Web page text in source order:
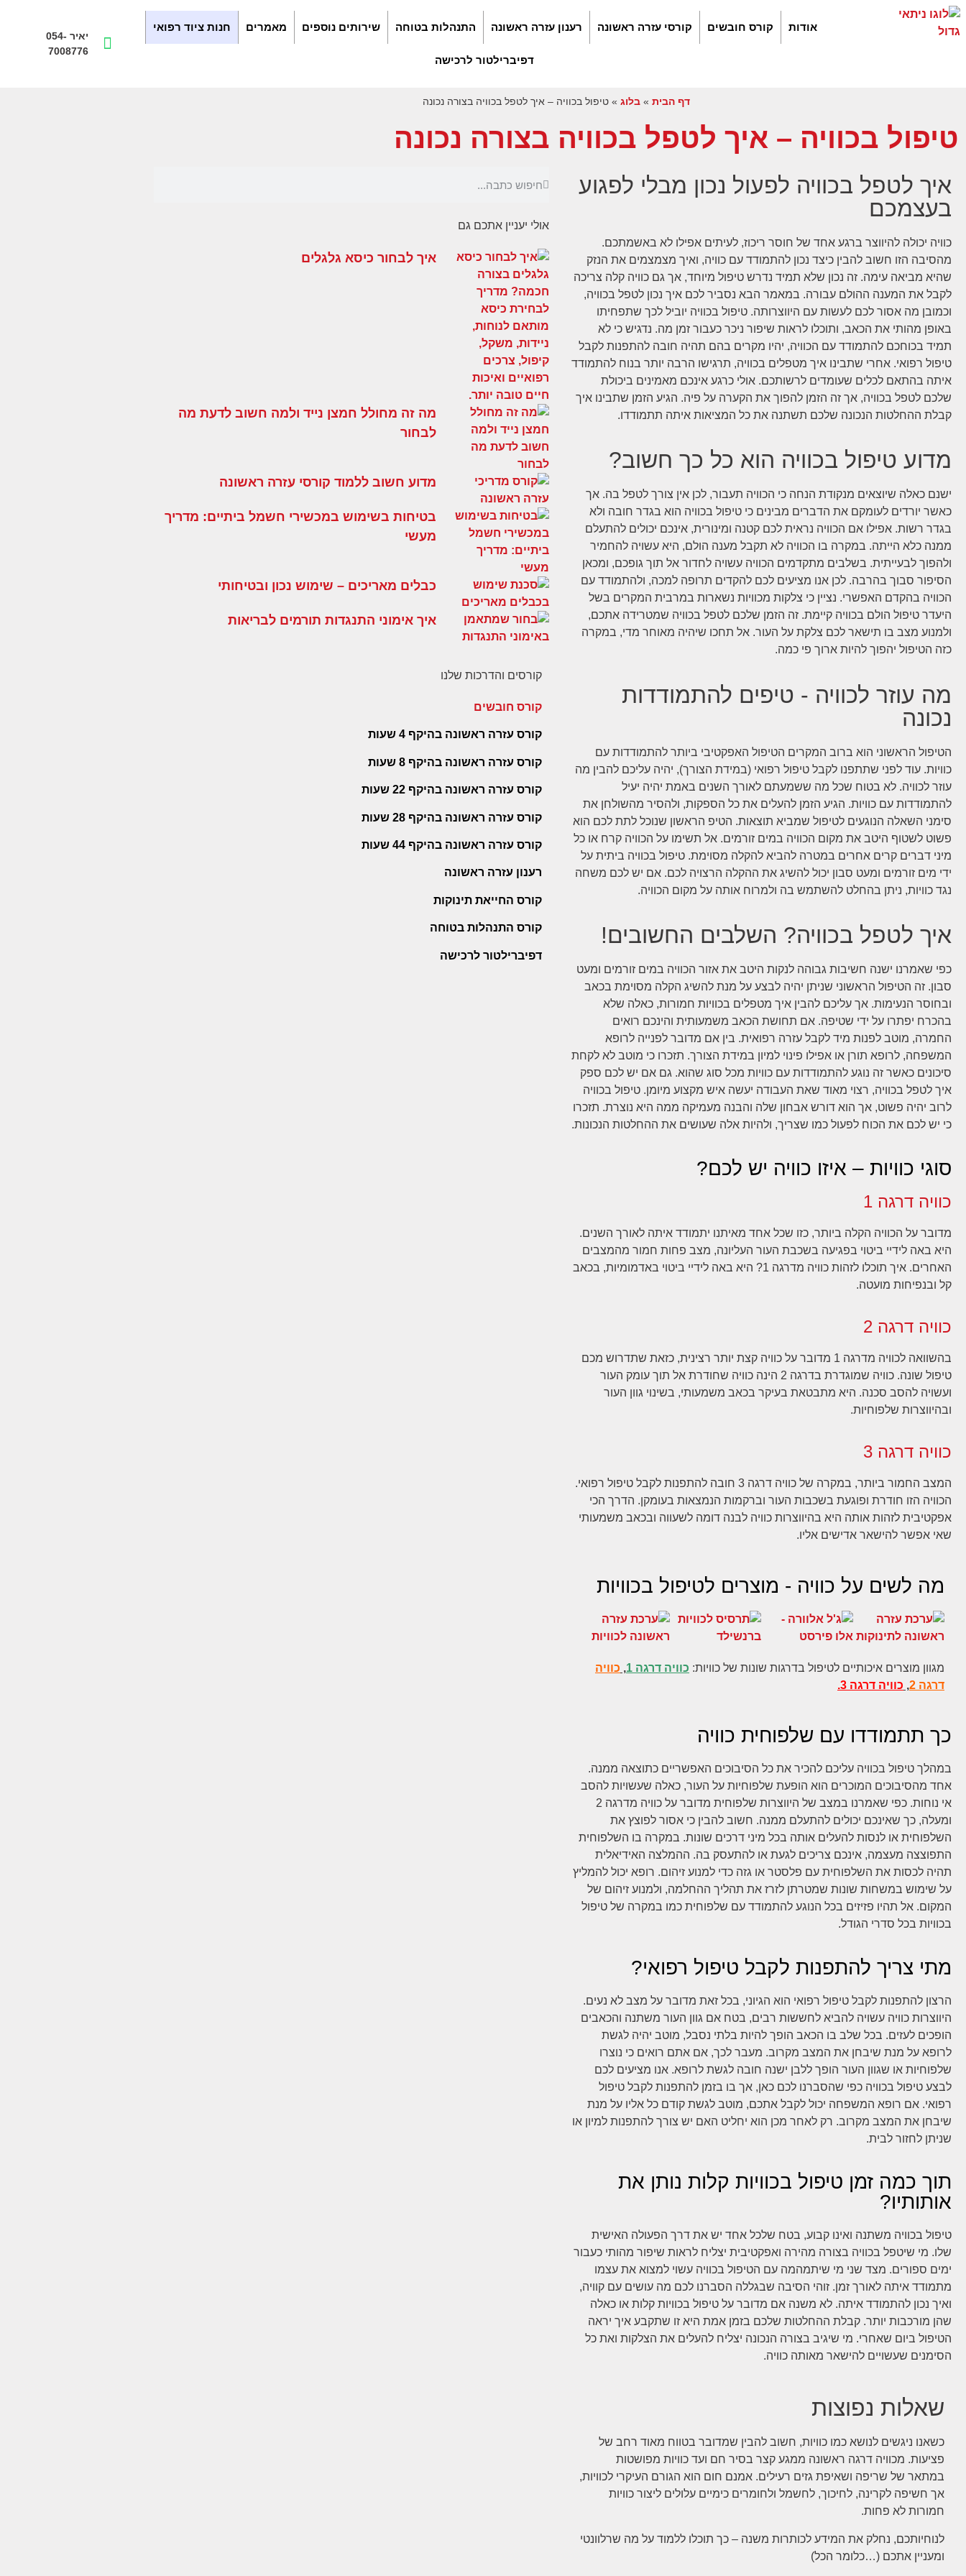
אודות קורס חובשים קורסי עזרה ראשונה רענון עזרה ראשונה התנהלות בטוחה שירותים נוספים מאמרים חנות ציוד רפואי
דפיברילטור לרכישה
יאיר 054-
7008776
דף הבית » בלוג » טיפול בכוויה – איך לטפל בכוויה בצורה נכונה
טיפול בכוויה – איך לטפל בכוויה בצורה נכונה
איך לטפל בכוויה לפעול נכון מבלי לפגוע
בעצמכם
כוויה יכולה להיווצר ברגע אחד של חוסר ריכוז, לעיתים אפילו לא באשמתכם.
מהסיבה הזו חשוב להבין כיצד נכון להתמודד עם כוויה, ואיך מצמצמים את הנזק
שהיא מביאה עימה. זה נכון שלא תמיד נדרש טיפול מיוחד, אך גם כוויה קלה צריכה
לקבל את המענה ההולם עבורה. במאמר הבא נסביר לכם איך נכון לטפל בכוויה,
וכמובן מה אסור לכם לעשות עם היווצרותה. טיפול בכוויה יוביל לכך שתפחיתו
באופן מהותי את הכאב, ותוכלו לראות שיפור ניכר כעבור זמן מה. נדגיש כי לא
תמיד בכוחכם להתמודד עם הכוויה, יהיו מקרים בהם תהיה חובה להתפנות לקבל
טיפול רפואי. אחרי שתבינו איך מטפלים בכוויה, תרגישו הרבה יותר בנוח להתמודד
איתה בהתאם לכלים שעומדים לרשותכם. אולי כרגע אינכם מאמינים ביכולת
שלכם לטפל בכוויה, אך זה הזמן להפוך את הקערה על פיה. הגיע הזמן שתבינו איך
קבלת ההחלטות הנכונה שלכם תשתנה את כל המציאות איתה תתמודדו.
מדוע טיפול בכוויה הוא כל כך חשוב?
ישנם כאלה שיוצאים מנקודת הנחה כי הכוויה תעבור, לכן אין צורך לטפל בה. אך
כאשר יורדים לעומקם את הדברים מבינים כי טיפול בכוויה הוא בגדר חובה ולא
בגדר רשות. אפילו אם הכוויה נראית לכם קטנה ומינורית, אינכם יכולים להתעלם
ממנה כלא הייתה. במקרה בו הכוויה לא תקבל מענה הולם, היא עשויה להחמיר
ולהפוך לבעייתית. בשלבים מתקדמים הכוויה עשויה לחדור אל תוך גופכם, ומכאן
הסיפור סבוך בהרבה. לכן אנו מציעים לכם להקדים תרופה למכה, ולהתמודד עם
הכוויה בהקדם האפשרי. נציין כי צלקות מכוויות נשארות במרבית המקרים בשל
היעדר טיפול הולם בכוויה קיימת. זה הזמן שלכם לטפל בכוויה שמטרידה אתכם,
ולמנוע מצב בו תישאר לכם צלקת על העור. אל תחכו שיהיה מאוחר מדי, במקרה
כזה הטיפול יהפוך להיות ארוך פי כמה.
מה עוזר לכוויה - טיפים להתמודדות
נכונה
הטיפול הראשוני הוא ברוב המקרים הטיפול האפקטיבי ביותר להתמודדות עם
כוויות. עוד לפני שתתפנו לקבל טיפול רפואי (במידת הצורך), יהיה עליכם להבין מה
עוזר לכוויה. לא בטוח שכל מה ששמעתם לאורך השנים באמת יהיה יעיל
להתמודדות עם כוויות. הגיע הזמן להעלים את כל הספקות, ולהסיר מהשולחן את
סימני השאלה הנוגעים לטיפול שמביא תוצאות. הטיפ הראשון שנוכל לתת לכם הוא
פשוט לשטוף היטב את מקום הכוויה במים זורמים. אל תשימו על הכוויה קרח או כל
מיני דברים קרים אחרים במטרה להביא להקלה מסוימת. טיפול בכוויה ביתית על
ידי מים זורמים ומעט סבון יכול להשיג את ההקלה הרצויה לכם. אם יש לכם משחה
נגד כוויות, ניתן בהחלט להשתמש בה ולמרוח אותה על מקום הכוויה.
איך לטפל בכוויה? השלבים החשובים!
כפי שאמרנו ישנה חשיבות גבוהה לנקות היטב את אזור הכוויה במים זורמים ומעט
סבון. זה הטיפול הראשוני שניתן יהיה לבצע על מנת להשיג הקלה מסוימת בכאב
ובחוסר הנעימות. אך עליכם להבין איך מטפלים בכוויות חמורות, כאלה שלא
בהכרח יפתרו על ידי שטיפה. אם תחושת הכאב משמעותית והינכם רואים
החמרה, מוטב לפנות מיד לקבל עזרה רפואית. בין אם מדובר לפנייה לרופא
המשפחה, לרופא תורן או אפילו פינוי למיון במידת הצורך. תזכרו כי מוטב לא לקחת
סיכונים כאשר זה נוגע להתמודדות עם כוויות מכל סוג שהוא. גם אם יש לכם ספק
איך לטפל בכוויה, רצוי מאוד שאת העבודה יעשה איש מקצוע מיומן. טיפול בכוויה
לרוב יהיה פשוט, אך הוא דורש אבחון שלה והבנה מעמיקה ממה היא נוצרת. תזכרו
כי יש לכם את הכוח לפעול כמו שצריך, ולהיות אלה שעושים את ההחלטות הנכונות.
סוגי כוויות – איזו כוויה יש לכם?
כוויה דרגה 1
מדובר על הכוויה הקלה ביותר, כזו שכל אחד מאיתנו יתמודד איתה לאורך השנים.
היא באה לידיי ביטוי בפגיעה בשכבת העור העליונה, מצב פחות חמור מהמצבים
האחרים. איך תוכלו לזהות כוויה מדרגה 1? היא באה לידיי ביטוי באדמומיות, בכאב
קל ובנפיחות מועטה.
כוויה דרגה 2
בהשוואה לכוויה מדרגה 1 מדובר על כוויה קצת יותר רצינית, כזאת שתדרוש מכם
טיפול שונה. כוויה שמוגדרת בדרגה 2 הינה כוויה שחודרת אל תוך עומק העור
ועשויה להסב סכנה. היא מתבטאת בעיקר בכאב משמעותי, בשינוי גוון העור
ובהיווצרות שלפוחיות.
כוויה דרגה 3
המצב החמור ביותר, במקרה של כוויה דרגה 3 חובה להתפנות לקבל טיפול רפואי.
הכוויה הזו חודרת ופוגעת בשכבות העור וברקמות הנמצאות בעומקן. הדרך הכי
אפקטיבית לזהות אותה היא בהיווצרות כוויה לבנה דומה לשעווה ובכאב משמעותי
שאי אפשר להישאר אדישים אליו.
מה לשים על כוויה - מוצרים לטיפול בכוויות
מגוון מוצרים איכותיים לטיפול בדרגות שונות של כוויות: כוויה דרגה 1 , כוויה
דרגה 2
, כוויה דרגה 3.
כך תתמודדו עם שלפוחית כוויה
במהלך טיפול בכוויה עליכם להכיר את כל הסיבוכים האפשריים כתוצאה ממנה.
אחד מהסיבוכים המוכרים הוא הופעת שלפוחיות על העור, כאלה שעשויות להסב
אי נוחות. כפי שאמרנו במצב של היווצרות שלפוחית מדובר על כוויה מדרגה 2
ומעלה, כך שאינכם יכולים להתעלם ממנה. חשוב להבין כי אסור לפוצץ את
השלפוחית או לנסות להעלים אותה בכל מיני דרכים שונות. במקרה בו השלפוחית
התפוצצה מעצמה, אינכם צריכים לגעת או להתעסק בה. ההמלצה האידיאלית
תהיה לכסות את השלפוחית עם פלסטר או גזה כדי למנוע זיהום. רופא יכול להמליץ
על שימוש במשחות שונות שמטרתן לזרז את תהליך ההחלמה, ולמנוע זיהום של
המקום. אל תהיו פזיזים בכל הנוגע להתמודד עם שלפוחית כמו במקרה של טיפול
בכוויות בכל סדרי הגודל.
מתי צריך להתפנות לקבל טיפול רפואי?
הרצון להתפנות לקבל טיפול רפואי הוא הגיוני, בכל זאת מדובר על מצב לא נעים.
היווצרות כוויה עשויה להביא לחששות רבים, בטח אם גוון העור משתנה והכאבים
הופכים לעזים. בכל שלב בו הכאב הופך להיות בלתי נסבל, מוטב יהיה לגשת
לרופא על מנת שיבחן את המצב מקרוב. מעבר לכך, אם אתם רואים כי נוצרו
שלפוחיות או שגוון העור הופך ללבן ישנה חובה לגשת לרופא. אנו מציעים לכם
לבצע טיפול בכוויה כפי שהסברנו לכם כאן, אך בו בזמן להתפנות לקבל טיפול
רפואי. אם רופא המשפחה יכול לקבל אתכם, מוטב לגשת קודם כל אליו על מנת
שיבחן את המצב מקרוב. רק לאחר מכן הוא יחליט האם יש צורך להתפנות למיון או
שניתן לחזור לבית.
תוך כמה זמן טיפול בכוויות קלות נותן את
אותותיו?
טיפול בכוויה משתנה ואינו קבוע, בטח שלכל אחד יש את דרך הפעולה האישית
שלו. מי שיטפל בכוויה בצורה מהירה ואפקטיבית יצליח לראות שיפור מהותי כעבור
ימים ספורים. מצד שני מי שיתמהמה עם הטיפול בכוויה עשוי למצוא את עצמו
מתמודד איתה לאורך זמן. זוהי הסיבה שבגללה הסברנו לכם מה עושים עם קוויה,
ואיך נכון להתמודד איתה. לא משנה אם מדובר על טיפול בכוויות קלות או כאלה
שהן מורכבות יותר. קבלת ההחלטות שלכם בזמן אמת היא זו שתקבע איך יראה
הטיפול ביום שאחרי. מי שיגיב בצורה הנכונה יצליח להעלים את הצלקות ואת כל
הסימנים שעשויים להישאר מאותה כוויה.
שאלות נפוצות
כשאנו ניגשים לנושא כמו כוויות, חשוב להבין שמדובר בטווח מאוד רחב של
פציעות. מכוויה דרגה ראשונה ממגע קצר בסיר חם ועד כוויות מפושטות
במתאר של שריפה ושאיפת גזים רעילים. אמנם חום הוא הגורם העיקרי לכוויות,
אך חשיפה לקרינה, לחיכוך, לחשמל ולחומרים כימיים עלולים ליצור כוויות
חמורות לא פחות.
לנוחיותכם, נחלק את המידע לכותרות משנה – כך תוכלו ללמוד על מה שרלוונטי
ומעניין אתכם (…כלומר הכל)
אולי יעניין אתכם גם
איך לבחור כיסא גלגלים
מה זה מחולל חמצן נייד ולמה חשוב לדעת מה
לבחור
מדוע חשוב ללמוד קורסי עזרה ראשונה
בטיחות בשימוש במכשירי חשמל ביתיים: מדריך
מעשי
כבלים מאריכים – שימוש נכון ובטיחותי
איך אימוני התנגדות תורמים לבריאות
קורסים והדרכות שלנו
קורס חובשים
קורס עזרה ראשונה בהיקף 4 שעות
קורס עזרה ראשונה בהיקף 8 שעות
קורס עזרה ראשונה בהיקף 22 שעות
קורס עזרה ראשונה בהיקף 28 שעות
קורס עזרה ראשונה בהיקף 44 שעות
רענון עזרה ראשונה
קורס החייאת תינוקות
קורס התנהלות בטוחה
דפיברילטור לרכישה